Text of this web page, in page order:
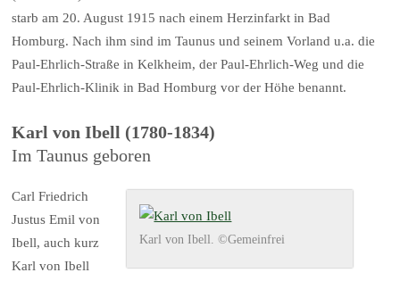
starb am 20. August 1915 nach einem Herzinfarkt in Bad
Homburg. Nach ihm sind im Taunus und seinem Vorland u.a. die
Paul-Ehrlich-Straße in Kelkheim, der Paul-Ehrlich-Weg und die
Paul-Ehrlich-Klinik in Bad Homburg vor der Höhe benannt.
Karl von Ibell (1780-1834)
Im Taunus geboren
Karl von Ibell. ©Gemeinfrei
Carl Friedrich
Justus Emil von
Ibell, auch kurz
Karl von Ibell